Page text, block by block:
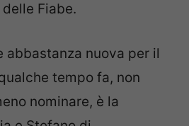
Fiabe.
abbastanza nuova per il
tempo fa, non
nominare, è la